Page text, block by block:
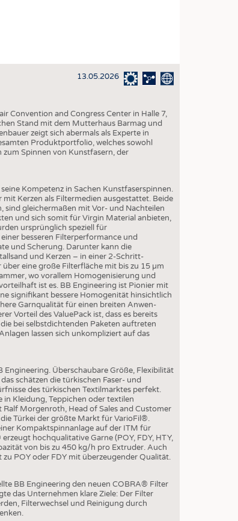
13.05.2026
Convention and Congress Center in Halle 7,
Stand mit dem Mutterhaus Barmag und
zeigt sich abermals als Experte in
Produktportfolio, welches sowohl
Spinnen von Kunstfasern, der
Kompetenz in Sachen Kunstfaserspinnen.
Kerzen als Filtermedien ausgestattet. Beide
gleichermaßen mit Vor- und Nachteilen
und sich somit für Virgin Material anbieten,
ursprünglich speziell für
besseren Filterperformance und
und Scherung. Darunter kann die
und Kerzen – in einer 2-Schritt-
eine große Filterfläche mit bis zu 15 µm
wo vorallem Homogenisierung und
ist es. BB Engineering ist Pionier mit
signifikant bessere Homogenität hinsichtlich
Garnqualität für einen breiten Anwen-
Vorteil des ValuePack ist, dass es bereits
bei selbstdichtenden Paketen auftreten
lassen sich unkompliziert auf das
Überschaubare Größe, Flexibilität
schätzen die türkischen Faser- und
des türkischen Textilmarktes perfekt.
in Kleidung, Teppichen oder textilen
Morgenroth, Head of Sales and Customer
Türkei der größte Markt für VarioFil®.
Kompaktspinnanlage auf der ITM für
hochqualitative Garne (POY, FDY, HTY,
von bis zu 450 kg/h pro Extruder. Auch
POY oder FDY mit überzeugender Qualität.
BB Engineering den neuen COBRA® Filter
das Unternehmen klare Ziele: Der Filter
Filterwechsel und Reinigung durch